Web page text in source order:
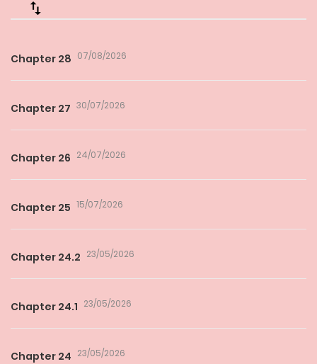
Chapter 28 07/08/2026
Chapter 27 30/07/2026
Chapter 26 24/07/2026
Chapter 25 15/07/2026
Chapter 24.2 23/05/2026
Chapter 24.1 23/05/2026
Chapter 24 23/05/2026